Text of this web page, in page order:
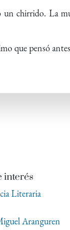
chirrido. La
que pensó
interés
Literaria
Aranguren